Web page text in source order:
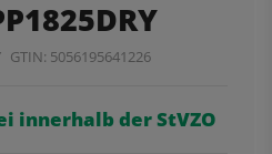
GTIN: 5056195641226
innerhalb der StVZO